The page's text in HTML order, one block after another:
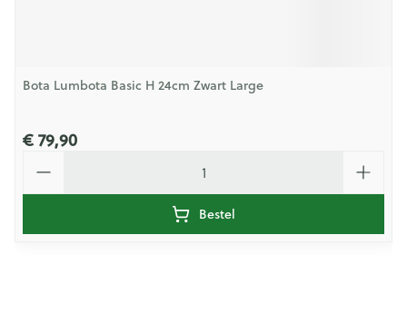
Bota Lumbota Basic H 24cm Zwart Large
€ 79,90
Bestel